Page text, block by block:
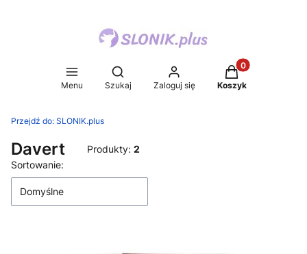
Menu
Otwórz wyszukiwarkę
Szukaj Zaloguj się
Produkty w
Koszyk
Przejdź do: SLONIK.plus
Davert Produkty: 2
Lista produktów
Sortowanie:
Domyślne